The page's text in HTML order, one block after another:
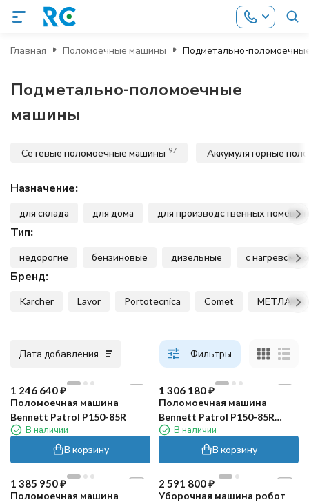
Главная Поломоечные машины Подметально-
Подметально-поломоечные
машины
Сетевые поломоечные машины 97 Аккумуляторные
Назначение:
для склада для дома для производственных
Тип:
недорогие бензиновые дизельные с нагревом
Бренд:
Karcher Lavor Portotecnica Comet МЕТЛАНА
Дата добавления Фильтры
1 246 640₽
Поломоечная машина
Bennett Patrol P150-85R
В наличии
В корзину
1 306 180₽
Поломоечная машина
Bennett Patrol P150-85R
(200Ач Li)
В наличии
В корзину
1 385 950₽
Поломоечная машина
2 591 800₽
Уборочная машина робот